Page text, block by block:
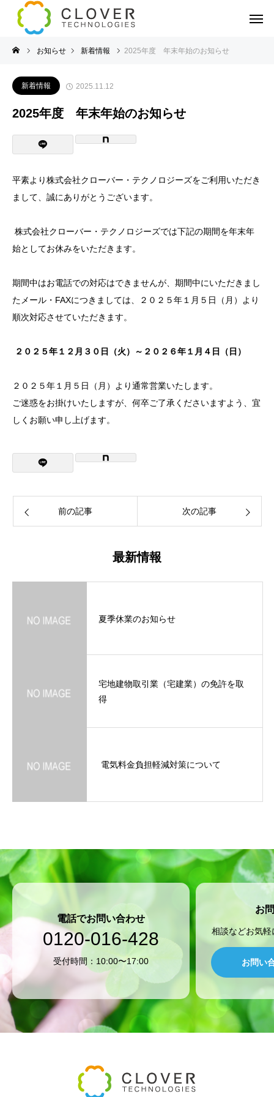
お知らせ 新着情報 2025年度 年末年始のお知らせ
新着情報 2025.11.12
2025年度 年末年始のお知らせ
平素より株式会社クローバー・テクノロジーズをご利用いただき
まして、誠にありがとうございます。
株式会社クローバー・テクノロジーズでは下記の期間を年末年
始としてお休みをいただきます。
期間中はお電話での対応はできませんが、期間中にいただきまし
たメール・FAXにつきましては、２０２５年１月５日（月）より
順次対応させていただきます。
２０２５年１２月３０日（火）～２０２６年１月４日（日）
２０２５年１月５日（月）より通常営業いたします。
ご迷惑をお掛けいたしますが、何卒ご了承くださいますよう、宜
しくお願い申し上げます。
前の記事 次の記事
最新情報
夏季休業のお知らせ
宅地建物取引業（宅建業）の免許を取
得
電気料金負担軽減対策について
電話でお問い合わせ
0120-016-428
受付時間：10:00〜17:00
お
相談などお気
お問い